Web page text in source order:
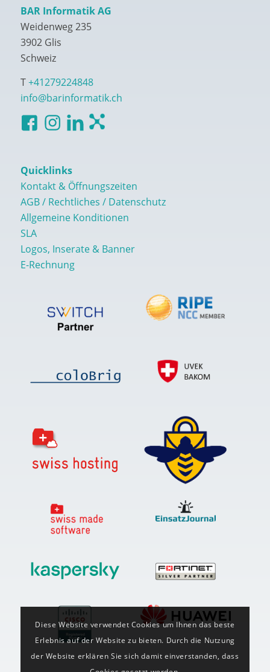
BAR Informatik AG
Weidenweg 235
3902 Glis
Schweiz
T+41279224848
info@barinformatik.ch
Quicklinks
Kontakt & Öffnungszeiten
AGB / Rechtliches / Datenschutz
Allgemeine Konditionen
SLA
Logos, Inserate & Banner
E-Rechnung
Diese Website verwendet Cookies um Ihnen das beste
Erlebnis auf der Website zu bieten. Durch die Nutzung
der Website erklären Sie sich damit einverstanden, dass